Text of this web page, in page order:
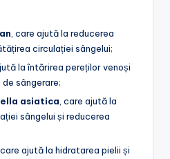
, care ajută la reducerea
circulației sângelui;
la întărirea pereților venoși
sângerare;
asiatica , care ajută la
sângelui și reducerea
, care ajută la hidratarea pielii și